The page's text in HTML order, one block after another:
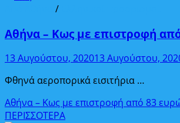
/
Αθήνα – Κως με επιστροφή
13 Αυγούστου, 202013 Αυγούστου,
Φθηνά αεροπορικά εισιτήρια …
Αθήνα – Κως με επιστροφή από 83
ΠΕΡΙΣΣΟΤΕΡΑ